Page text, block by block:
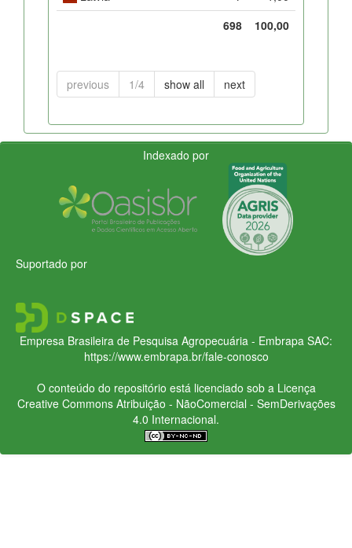
698
100,00
previous 1/4 show all next
Indexado por
Suportado por
Empresa Brasileira de Pesquisa Agropecuária - Embrapa SAC:
https://www.embrapa.br/fale-conosco
O conteúdo do repositório está licenciado sob a Licença
Creative CommonsAtribuição - NãoComercial - SemDerivações
4.0 Internacional.